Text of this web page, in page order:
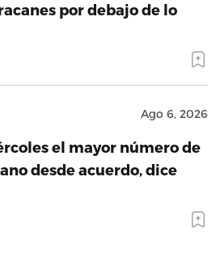
por debajo de lo
Ago 6, 2026
el mayor número de
desde acuerdo, dice